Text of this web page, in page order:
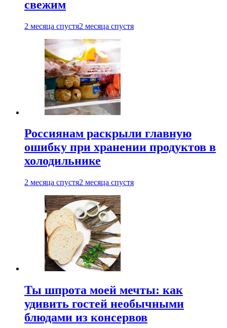
свежим
2 месяца спустя2 месяца спустя
Россиянам раскрыли главную
ошибку при хранении продуктов в
холодильнике
2 месяца спустя2 месяца спустя
Ты шпрота моей мечты: как
удивить гостей необычными
блюдами из консервов